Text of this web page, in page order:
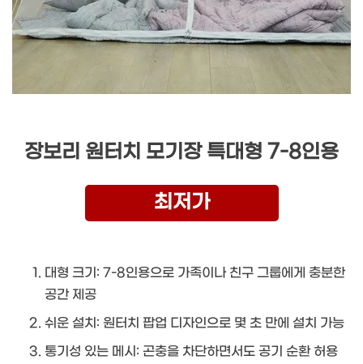
장보리 원터치 모기장 특대형 7-8인용
최저가
대형 크기: 7-8인용으로 가족이나 친구 그룹에게 충분한
공간 제공
쉬운 설치: 원터치 팝업 디자인으로 몇 초 만에 설치 가능
통기성 있는 메시: 곤충을 차단하면서도 공기 순환 허용